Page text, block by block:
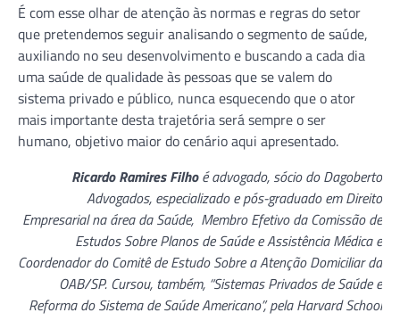
É com esse olhar de atenção às normas e regras do setor
que pretendemos seguir analisando o segmento de saúde,
auxiliando no seu desenvolvimento e buscando a cada dia
uma saúde de qualidade às pessoas que se valem do
sistema privado e público, nunca esquecendo que o ator
mais importante desta trajetória será sempre o ser
humano, objetivo maior do cenário aqui apresentado.
Ricardo Ramires Filhoé advogado, sócio do Dagoberto
Advogados, especializado e pós-graduado em Direito
Empresarial na área da Saúde, Membro Efetivo da Comissão de
Estudos Sobre Planos de Saúde e Assistência Médica e
Coordenador do Comitê de Estudo Sobre a Atenção Domiciliar da
OAB/SP. Cursou, também, “Sistemas Privados de Saúde e
Reforma do Sistema de Saúde Americano”, pela Harvard School